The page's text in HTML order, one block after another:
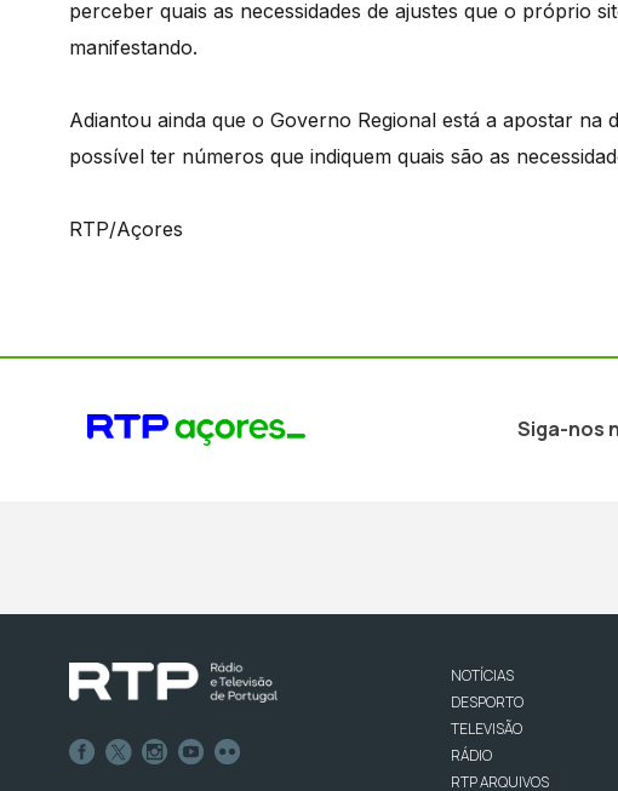
perceber quais as necessidades de ajustes que o próprio
manifestando.
Adiantou ainda que o Governo Regional está a apostar na
possível ter números que indiquem quais são as
RTP/Açores
Siga-nos
NOTÍCIAS
DESPORTO
TELEVISÃO
RÁDIO
RTP ARQUIVOS